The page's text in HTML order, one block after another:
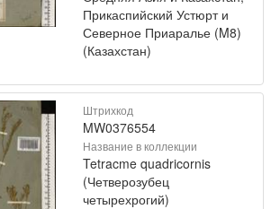
Прикаспийский Устюрт и
Северное Приаралье (M8)
(Казахстан)
Штрихкод
MW0376554
Название в коллекции
Tetracme quadricornis
(Четверозубец
четырехрогий)